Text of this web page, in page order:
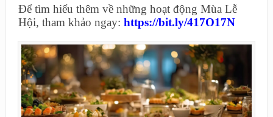
Để tìm hiểu thêm về những hoạt động Mùa Lễ
Hội, tham khảo ngay: https://bit.ly/417O17N